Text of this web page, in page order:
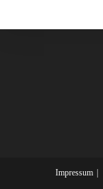
Impressum